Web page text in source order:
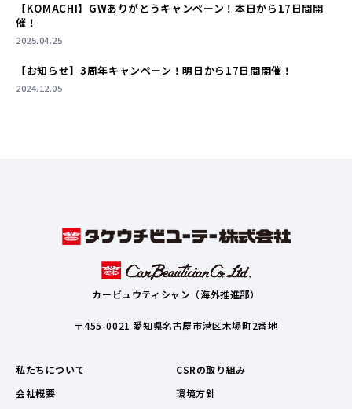
【KOMACHI】GWありがとうキャンペーン！本日から17日間開
催！
2025.04.25
【お知らせ】3周年キャンペーン！明日から17日間開催！
2024.12.05
カービュウティシャン（海外推進部）
〒455-0021 愛知県名古屋市港区木場町2番地
私たちについて
会社概要
CSRの取り組み
環境方針